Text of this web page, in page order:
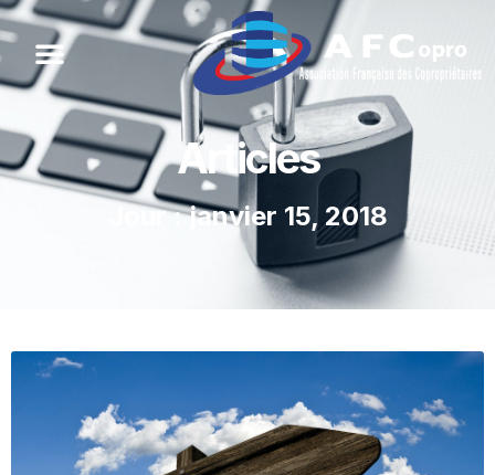
Articles
Jour : janvier 15, 2018